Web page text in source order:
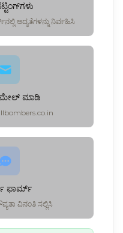
ಆದ್ಯತೆಗಳನ್ನು ನಿರ್ವಹಿಸಿ
ಮಾಡಿ
ಫಾರ್ಮ್
ವಿನಂತಿ ಸಲ್ಲಿಸಿ